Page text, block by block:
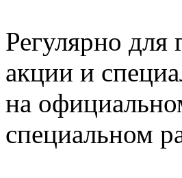
Регулярно для
акции и
на
специальном